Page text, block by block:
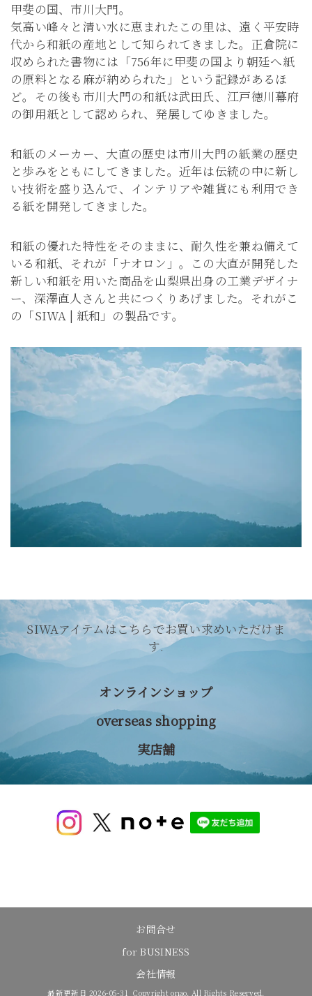
甲斐の国、市川大門。
気高い峰々と清い水に恵まれたこの里は、遠く平安時
代から和紙の産地として知られてきました。正倉院に
収められた書物には「756年に甲斐の国より朝廷へ紙
の原料となる麻が納められた」という記録があるほ
ど。その後も市川大門の和紙は武田氏、江戸徳川幕府
の御用紙として認められ、発展してゆきました。
和紙のメーカー、大直の歴史は市川大門の紙業の歴史
と歩みをともにしてきました。近年は伝統の中に新し
い技術を盛り込んで、インテリアや雑貨にも利用でき
る紙を開発してきました。
和紙の優れた特性をそのままに、耐久性を兼ね備えて
いる和紙、それが「ナオロン」。この大直が開発した
新しい和紙を用いた商品を山梨県出身の工業デザイナ
ー、深澤直人さんと共につくりあげました。それがこ
の「SIWA | 紙和」の製品です。
SIWAアイテムはこちらでお買い求めいただけま
す.
オンラインショップ
overseas shopping
実店舗
お問合せ
for BUSINESS
会社情報
最新更新日 2026-05-31 Copyright onao. All Rights Reserved.